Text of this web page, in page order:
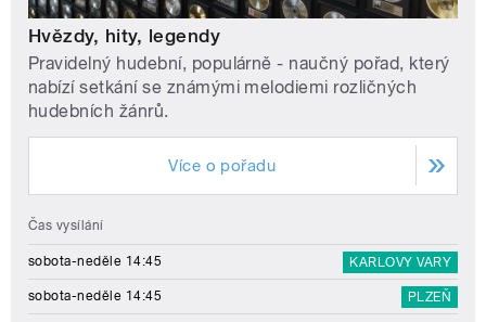
Hvězdy, hity, legendy
Pravidelný hudební, populárně - naučný pořad, který
nabízí setkání se známými melodiemi rozličných
hudebních žánrů.
Více o pořadu
Čas vysílání
sobota-neděle 14:45 KARLOVY VARY
sobota-neděle 14:45 PLZEŇ